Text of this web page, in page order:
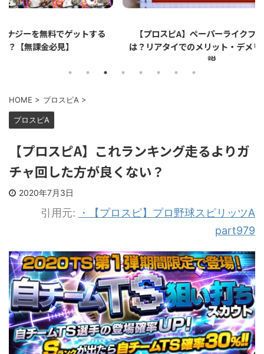
する
【プロスピA】ペーパーライクフィルムと
は？リアタイでのメリット・デメリットを解
【プ
HOME > プロスピA
プロスピA
【プロスピA】これランキング走るよりガ
チャ回した方が良くない？
・【プロスピ】プロ野球スピリッツA